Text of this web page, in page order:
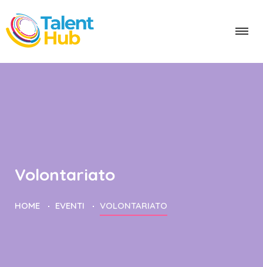
Volontariato
HOME EVENTI VOLONTARIATO